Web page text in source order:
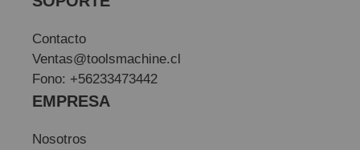
Contacto
Ventas@toolsmachine.cl
Fono: +56233473442
EMPRESA
Nosotros